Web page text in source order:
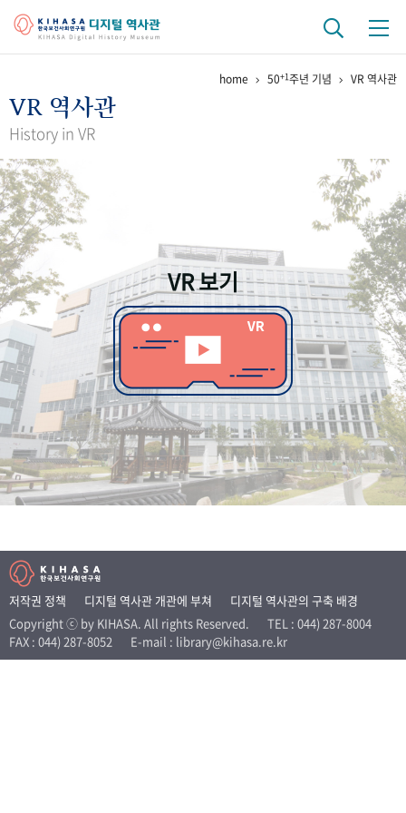
걸어온 길 기관 변천사
연구 역사
정책과 연구
간행물 변천사
기록물 아카이브
사진 아카이브 문서 기록물 행정박물 영상 기록물
50 주년 기념
성과 50선 숫자로 보는 50년 50 +1주년 광장
세계와 함께 한 KIHASA
VR 역사관
home 50+1주년 기념 VR 역사관
VR 역사관
History in VR
VR 보기
저작권 정책 디지털 역사관 개관에 부쳐
디지털 역사관의 구축 배경
Copyright ⓒ by KIHASA. All rights Reserved.
TEL : 044) 287-8004
FAX : 044) 287-8052
E-mail : library@kihasa.re.kr